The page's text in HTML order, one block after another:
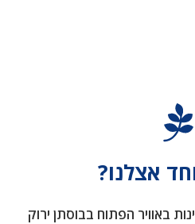
אצלנו?
באוויר הפתוח בבוסתן ירוק